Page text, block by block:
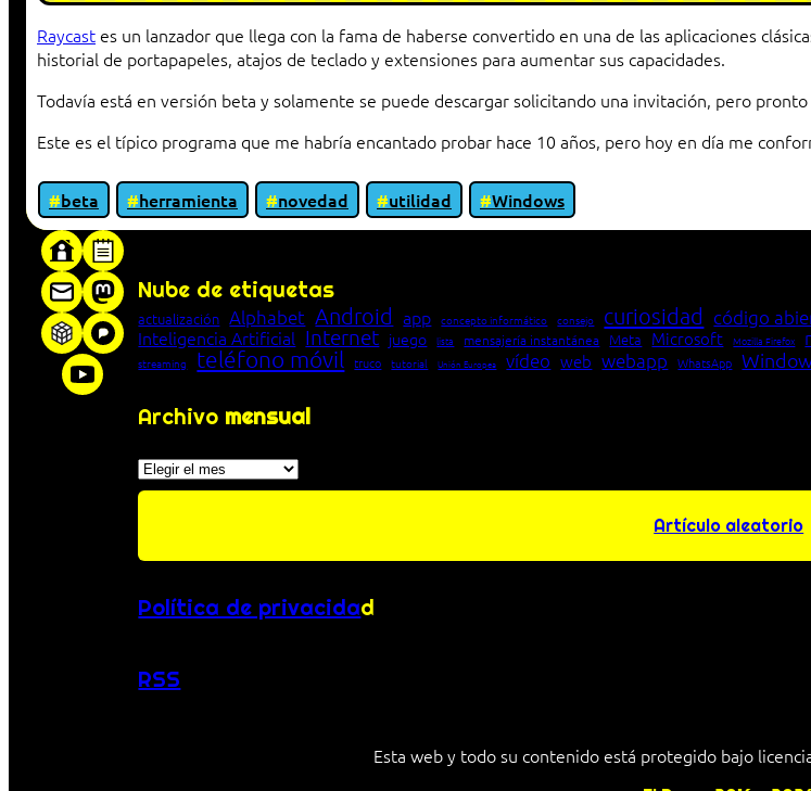
Raycast es un lanzador que llega con la fama de haberse convertido en una de las aplicaciones
historial de portapapeles, atajos de teclado y extensiones para aumentar sus capacidades.
Todavía está en versión beta y solamente se puede descargar solicitando una invitación, pero
Este es el típico programa que me habría encantado probar hace 10 años, pero hoy en día me
beta herramienta novedad utilidad
Windows
Nube de etiquetas
actualización Alphabet Android app concepto informático consejo curiosidad código
Inteligencia Artificial Internet juego lista mensajería instantánea Meta Microsoft Mozilla Firefox
streaming teléfono móvil truco tutorial Unión Europea vídeo web webapp WhatsApp
Archivo mensual
Archivos
Artículo aleatorio
Política de privacidad
RSS
Esta web y todo su contenido está protegido bajo